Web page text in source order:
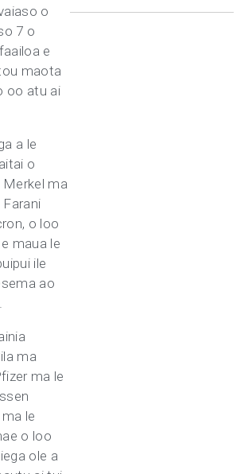
o
7 o
e
maota
oo atu ai
a le
o
Merkel ma
o loo
maua le
ile
ao
ma
ma le
le
o loo
ole a